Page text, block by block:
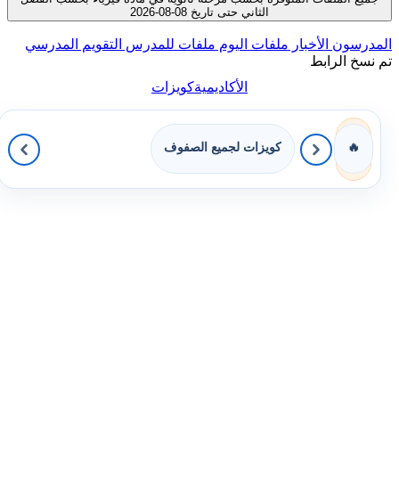
الثاني حتى تاريخ 08-08-2026
المدرسون الأخبار ملفات اليوم ملفات للمدرس التقويم المدرسي
تم نسخ الرابط
الأكاديميةكويزات
🔥 كويزات لجميع الصفوف